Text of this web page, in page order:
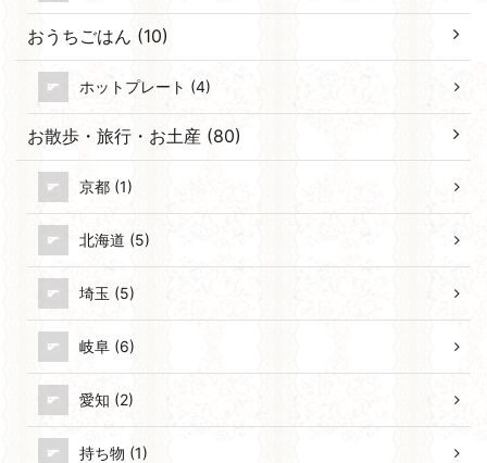
おうちごはん (10)
ホットプレート (4)
お散歩・旅行・お土産 (80)
京都 (1)
北海道 (5)
埼玉 (5)
岐阜 (6)
愛知 (2)
持ち物 (1)